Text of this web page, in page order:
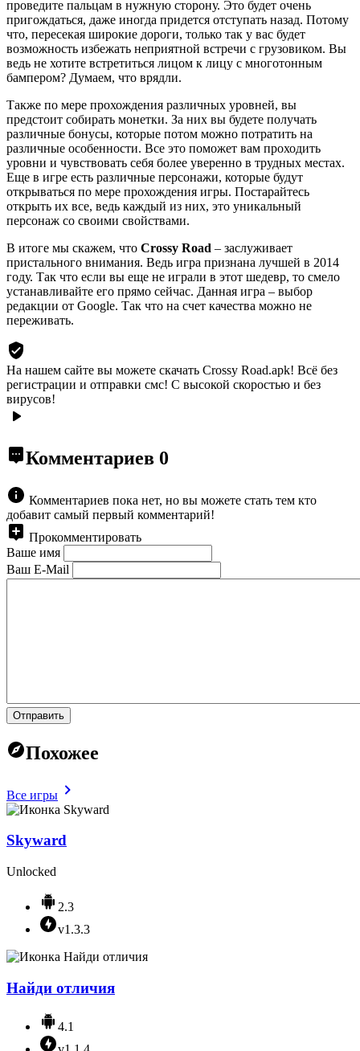
проведите пальцам в нужную сторону. Это будет очень
пригождаться, даже иногда придется отступать назад. Потому
что, пересекая широкие дороги, только так у вас будет
возможность избежать неприятной встречи с грузовиком. Вы
ведь не хотите встретиться лицом к лицу с многотонным
бампером? Думаем, что врядли.
Также по мере прохождения различных уровней, вы
предстоит собирать монетки. За них вы будете получать
различные бонусы, которые потом можно потратить на
различные особенности. Все это поможет вам проходить
уровни и чувствовать себя более уверенно в трудных местах.
Еще в игре есть различные персонажи, которые будут
открываться по мере прохождения игры. Постарайтесь
открыть их все, ведь каждый из них, это уникальный
персонаж со своими свойствами.
В итоге мы скажем, что Crossy Road – заслуживает
пристального внимания. Ведь игра признана лучшей в 2014
году. Так что если вы еще не играли в этот шедевр, то смело
устанавливайте его прямо сейчас. Данная игра – выбор
редакции от Google. Так что на счет качества можно не
переживать.
На нашем сайте вы можете скачать Crossy Road.apk! Всё без
регистрации и отправки смс! С высокой скоростью и без
вирусов!
Комментариев 0
Комментариев пока нет, но вы можете стать тем кто
добавит самый первый комментарий!
Прокомментировать
Ваше имя
Ваш E-Mail
Отправить
Похожее
Все игры
Skyward
Unlocked
2.3
v1.3.3
Найди отличия
4.1